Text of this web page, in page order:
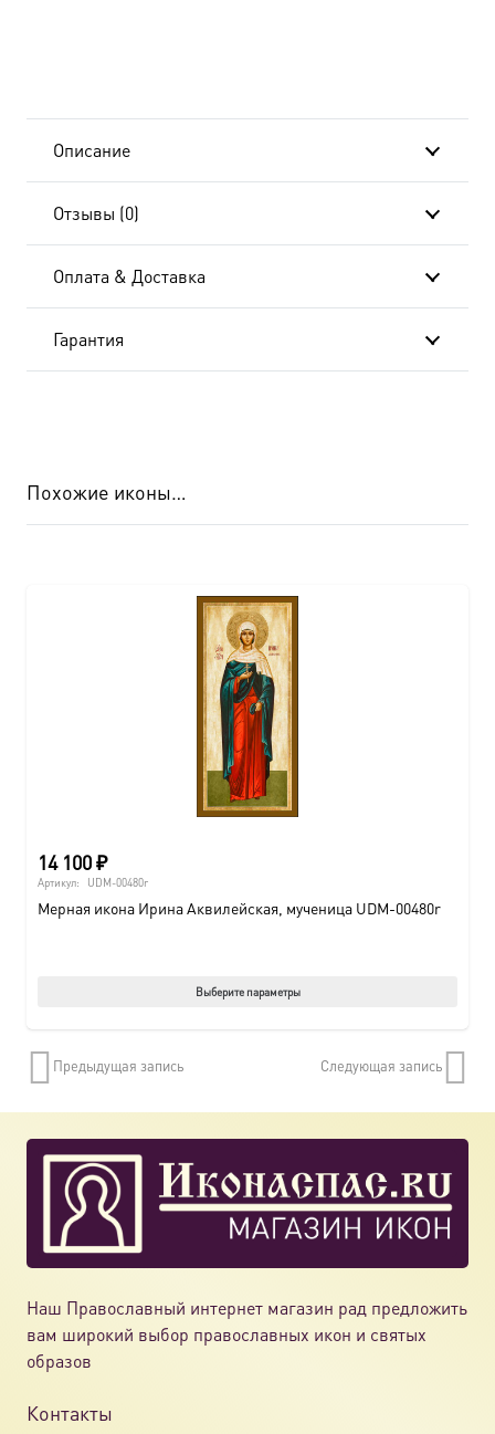
Описание
Отзывы (0)
Оплата & Доставка
Гарантия
Похожие иконы…
14 100₽
Артикул: UDM-00480r
Мерная икона Ирина Аквилейская, мученица UDM-00480r
Выберите параметры
можно
Предыдущая запись Следующая запись
Наш Православный интернет магазин рад предложить
вам широкий выбор православных икон и святых
образов
Контакты